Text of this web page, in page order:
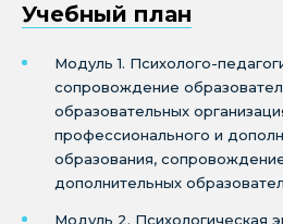
Учебный план
Модуль 1. Психолого-
сопровождение
образовательных
профессионального и
образования,
дополнительных
Модуль 2. Психологическая